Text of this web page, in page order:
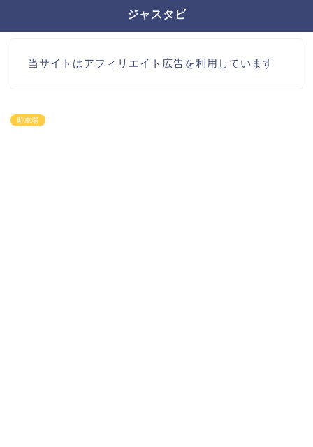
ジャスタビ
当サイトはアフィリエイト広告を利用しています
駐車場